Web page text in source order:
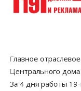
Главное
Центрального
За 4 дня работы